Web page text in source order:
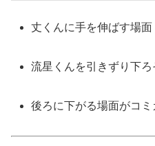
丈くんに手を伸ばす場面
流星くんを引きずり下
後ろに下がる場面がコ